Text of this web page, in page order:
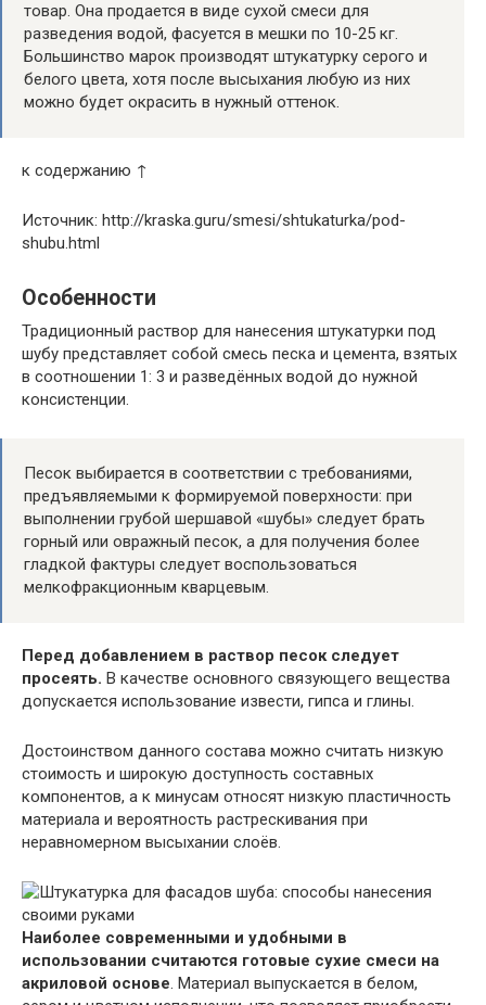
товар. Она продается в виде сухой смеси для
разведения водой, фасуется в мешки по 10-25 кг.
Большинство марок производят штукатурку серого и
белого цвета, хотя после высыхания любую из них
можно будет окрасить в нужный оттенок.
к содержанию ↑
Источник: http://kraska.guru/smesi/shtukaturka/pod-
shubu.html
Особенности
Традиционный раствор для нанесения штукатурки под
шубу представляет собой смесь песка и цемента, взятых
в соотношении 1: 3 и разведённых водой до нужной
консистенции.
Песок выбирается в соответствии с требованиями,
предъявляемыми к формируемой поверхности: при
выполнении грубой шершавой «шубы» следует брать
горный или овражный песок, а для получения более
гладкой фактуры следует воспользоваться
мелкофракционным кварцевым.
Перед добавлением в раствор песок следует
просеять. В качестве основного связующего вещества
допускается использование извести, гипса и глины.
Достоинством данного состава можно считать низкую
стоимость и широкую доступность составных
компонентов, а к минусам относят низкую пластичность
материала и вероятность растрескивания при
неравномерном высыхании слоёв.
Наиболее современными и удобными в
использовании считаются готовые сухие смеси на
акриловой основе. Материал выпускается в белом,